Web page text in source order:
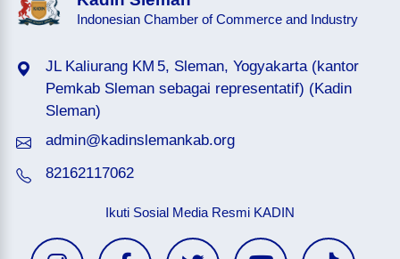
Indonesian Chamber of Commerce and Industry
JL Kaliurang KM 5, Sleman, Yogyakarta (kantor
Pemkab Sleman sebagai representatif) (Kadin
Sleman)
admin@kadinslemankab.org
82162117062
Ikuti Sosial Media Resmi KADIN